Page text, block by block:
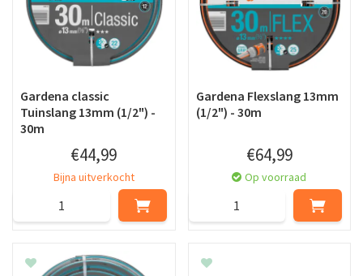
Gardena classic
Tuinslang 13mm (1/2") -
30m
€44,99
Bijna uitverkocht
Gardena Flexslang 13mm
(1/2") - 30m
€64,99
Op voorraad